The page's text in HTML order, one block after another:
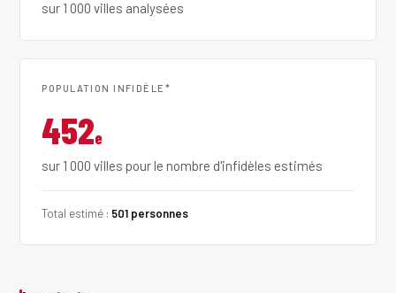
sur 1 000 villes analysées
POPULATION INFIDÈLE*
452e
sur 1 000 villes pour le nombre d'infidèles estimés
Total estimé : 501 personnes